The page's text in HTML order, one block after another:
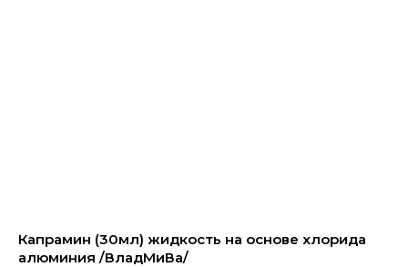
Капрамин (30мл) жидкость на основе хлорида
алюминия /ВладМиВа/